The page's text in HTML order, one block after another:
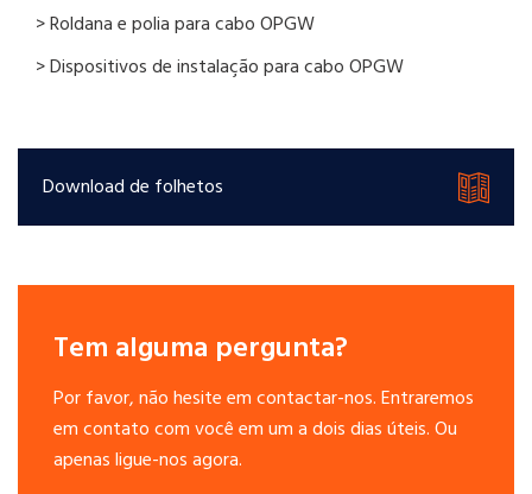
> Roldana e polia para cabo OPGW
> Dispositivos de instalação para cabo OPGW
Download de folhetos
Tem alguma pergunta?
Por favor, não hesite em contactar-nos. Entraremos
em contato com você em um a dois dias úteis. Ou
apenas ligue-nos agora.